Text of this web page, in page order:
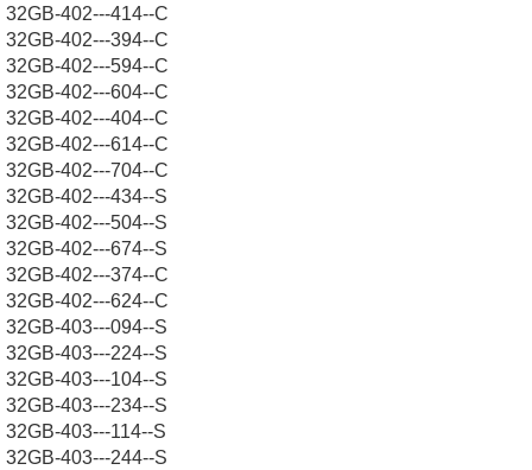
32GB-402---414--C
32GB-402---394--C
32GB-402---594--C
32GB-402---604--C
32GB-402---404--C
32GB-402---614--C
32GB-402---704--C
32GB-402---434--S
32GB-402---504--S
32GB-402---674--S
32GB-402---374--C
32GB-402---624--C
32GB-403---094--S
32GB-403---224--S
32GB-403---104--S
32GB-403---234--S
32GB-403---114--S
32GB-403---244--S